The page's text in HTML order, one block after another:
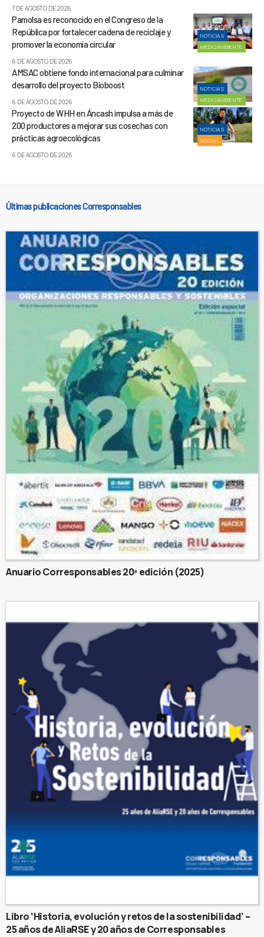
7 DE AGOSTO DE 2026
NOTICIAS
MEDIOAMBIENTE
Pamolsa es reconocido en el Congreso de la
República por fortalecer cadena de reciclaje y
promover la economía circular
6 DE AGOSTO DE 2026
NOTICIAS
MEDIOAMBIENTE
AMSAC obtiene fondo internacional para culminar
desarrollo del proyecto Bioboost
6 DE AGOSTO DE 2026
NOTICIAS
SOCIAL
Proyecto de WHH en Áncash impulsa a más de
200 productores a mejorar sus cosechas con
prácticas agroecológicas
6 DE AGOSTO DE 2026
Últimas publicaciones Corresponsables
Anuario Corresponsables 20ª edición (2025)
Libro ‘Historia, evolución y retos de la sostenibilidad’ –
25 años de AliaRSE y 20 años de Corresponsables